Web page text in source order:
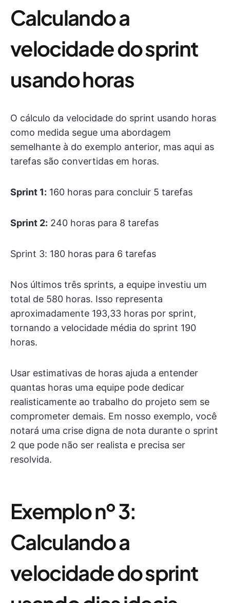
Calculando a
velocidade do sprint
usando horas
O cálculo da velocidade do sprint usando horas
como medida segue uma abordagem
semelhante à do exemplo anterior, mas aqui as
tarefas são convertidas em horas.
Sprint 1: 160 horas para concluir 5 tarefas
Sprint 2: 240 horas para 8 tarefas
Sprint 3: 180 horas para 6 tarefas
Nos últimos três sprints, a equipe investiu um
total de 580 horas. Isso representa
aproximadamente 193,33 horas por sprint,
tornando a velocidade média do sprint 190
horas.
Usar estimativas de horas ajuda a entender
quantas horas uma equipe pode dedicar
realisticamente ao trabalho do projeto sem se
comprometer demais. Em nosso exemplo, você
notará uma crise digna de nota durante o sprint
2 que pode não ser realista e precisa ser
resolvida.
Exemplo nº 3:
Calculando a
velocidade do sprint